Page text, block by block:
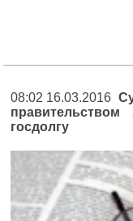
08:02 16.03.2016
госдолгу